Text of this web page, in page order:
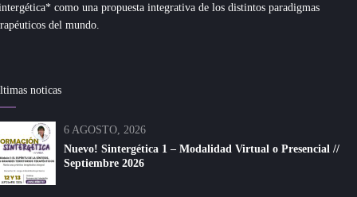
como una propuesta integrativa de los distintos paradigmas
del mundo.
noticas
6 AGOSTO, 2026
Nuevo! Sintergética 1 – Modalidad Virtual o Presencial //
Septiembre 2026